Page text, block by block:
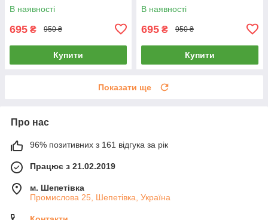
В наявності
695 ₴ 950 ₴
Купити
В наявності
695 ₴ 950 ₴
Купити
Показати ще
Про нас
96% позитивних з 161 відгука за рік
Працює з 21.02.2019
м. Шепетівка
Промислова 25, Шепетівка, Україна